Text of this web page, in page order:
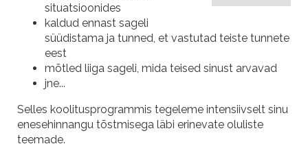
situatsioonides
kaldud ennast sageli
süüdistama ja tunned, et vastutad teiste tunnete
eest
mõtled liiga sageli, mida teised sinust arvavad
jne...
Selles koolitusprogrammis tegeleme intensiivselt sinu
enesehinnangu tõstmisega läbi erinevate oluliste
teemade.